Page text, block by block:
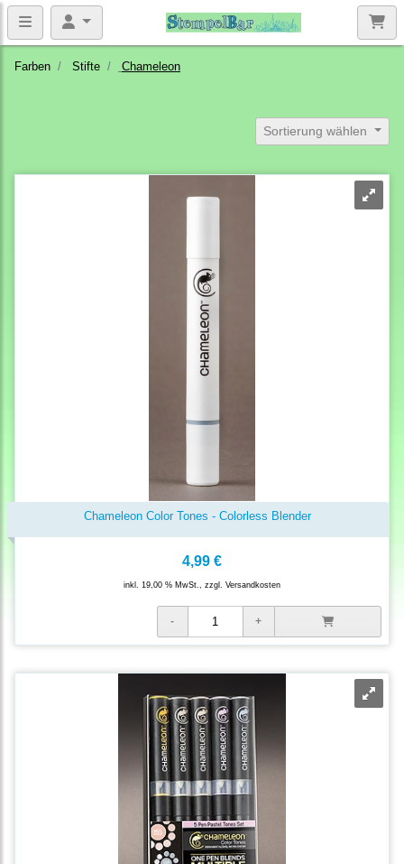
Farben Stifte Chameleon
Sortierung wählen
Chameleon Color Tones - Colorless Blender
4,99 €
inkl. 19,00 % MwSt., zzgl. Versandkosten